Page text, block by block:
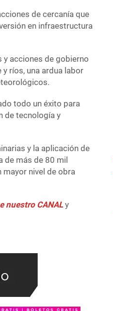
de cercanía que
en infraestructura
y acciones de gobierno
ríos, una ardua labor
todo un éxito para
de tecnología y
y la aplicación de
de más de 80 mil
nivel de obra
nuestro CANALy